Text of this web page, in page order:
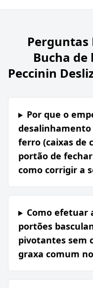
Perguntas
Bucha
Peccinin
Por que o
desalinhamento
ferro (caixas de
portão de
como corrigir a
Como efetuar
portões
pivotantes sem
graxa comum